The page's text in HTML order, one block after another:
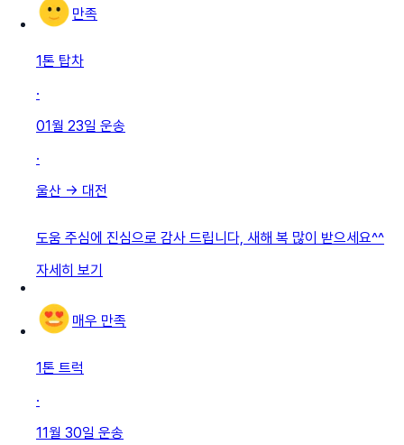
만족
1톤 탑차
·
01월 23일 운송
·
울산 → 대전
도움 주심에 진심으로 감사 드립니다, 새해 복 많이 받으세요^^
자세히 보기
매우 만족
1톤 트럭
·
11월 30일 운송